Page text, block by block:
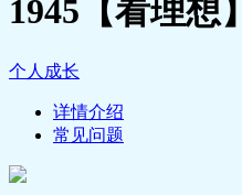
1945【看理想】
个人成长
详情介绍
常见问题